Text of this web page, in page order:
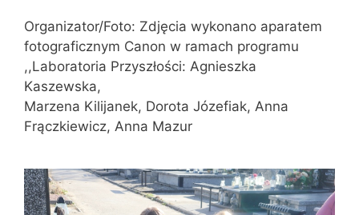
Organizator/Foto: Zdjęcia wykonano aparatem
fotograficznym Canon w ramach programu
,,Laboratoria Przyszłości: Agnieszka
Kaszewska,
Marzena Kilijanek, Dorota Józefiak, Anna
Frączkiewicz, Anna Mazur